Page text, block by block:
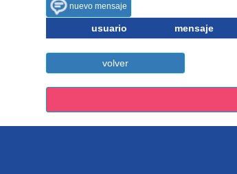
nuevo mensaje
usuario mensaje
volver